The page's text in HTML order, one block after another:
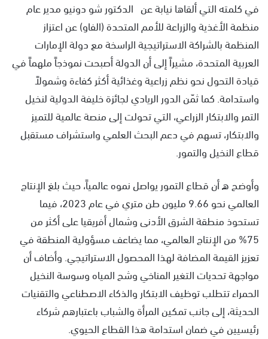
في كلمته التي ألقاها نيابة عن الدكتور شو دونيو مدير عام
منظمة الأغذية والزراعة للأمم المتحدة (الفاو) عن اعتزاز
المنظمة بالشراكة الاستراتيجية الراسخة مع دولة الإمارات
العربية المتحدة، مشيراً إلى أن الدولة أصبحت نموذجاً ملهماً في
قيادة التحول نحو نظم زراعية وغذائية أكثر كفاءة وشمولاً
واستدامة. كما ثمّن الدور الريادي لجائزة خليفة الدولية لنخيل
التمر والابتكار الزراعي، التي تحولت إلى منصة عالمية للتميز
والابتكار، تسهم في دعم البحث العلمي واستشراف مستقبل
قطاع النخيل والتمور.
وأوضح ه أن قطاع التمور يواصل نموه عالمياً، حيث بلغ الإنتاج
العالمي نحو 9.66 مليون طن متري في عام 2023، فيما
تستحوذ منطقة الشرق الأدنى وشمال أفريقيا على أكثر من
75% من الإنتاج العالمي، مما يضاعف مسؤولية المنطقة في
تعزيز القيمة المضافة لهذا المحصول الاستراتيجي. وأضاف أن
مواجهة تحديات التغير المناخي وشح المياه وسوسة النخيل
الحمراء تتطلب توظيف الابتكار والذكاء الاصطناعي والتقنيات
الحديثة، إلى جانب تمكين المرأة والشباب باعتبارهم شركاء
رئيسيين في ضمان استدامة هذا القطاع الحيوي.